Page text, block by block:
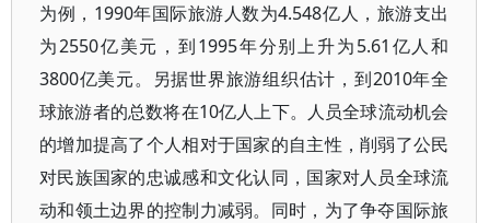
为例，1990年国际旅游人数为4.548亿人，旅游支出
为2550亿美元，到1995年分别上升为5.61亿人和
3800亿美元。另据世界旅游组织估计，到2010年全
球旅游者的总数将在10亿人上下。人员全球流动机会
的增加提高了个人相对于国家的自主性，削弱了公民
对民族国家的忠诚感和文化认同，国家对人员全球流
动和领土边界的控制力减弱。同时，为了争夺国际旅